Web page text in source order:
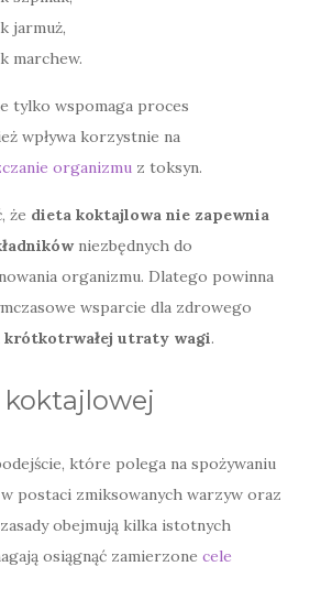
jarmuż,
marchew.
tylko wspomaga proces
wpływa korzystnie na
organizmu z toksyn.
że dieta koktajlowa nie zapewnia
niezbędnych do
organizmu. Dlatego powinna
wsparcie dla zdrowego
krótkotrwałej utraty wagi.
koktajlowej
które polega na spożywaniu
postaci zmiksowanych warzyw oraz
obejmują kilka istotnych
osiągnąć zamierzone cele